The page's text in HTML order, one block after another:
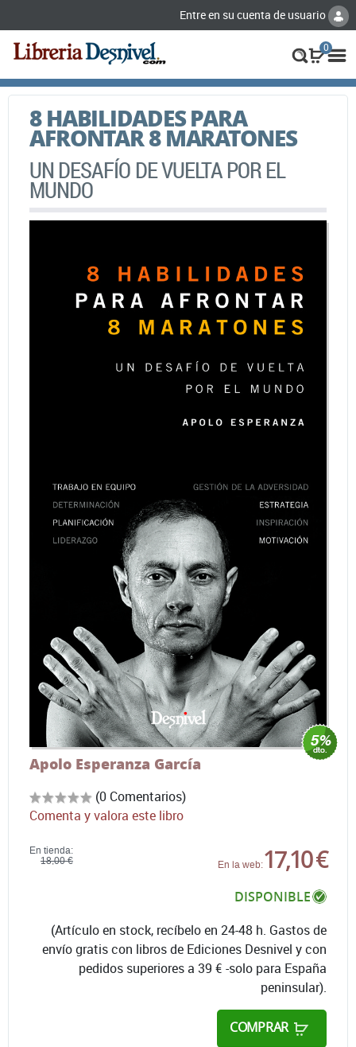
Entre en su cuenta de usuario
0
8 HABILIDADES PARA
AFRONTAR 8 MARATONES
UN DESAFÍO DE VUELTA POR EL
MUNDO
Apolo Esperanza García
(0 Comentarios)
Comenta y valora este libro
En tienda:
18,00 €
En la web:17,10 €
DISPONIBLE
(Artículo en stock, recíbelo en 24-48 h. Gastos de
envío gratis con libros de Ediciones Desnivel y con
pedidos superiores a 39 € -solo para España
peninsular).
COMPRAR